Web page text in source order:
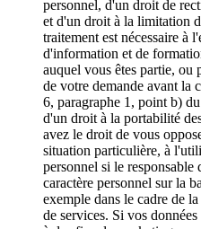
personnel, d'un droit de
et d'un droit à la limitation
traitement est nécessaire à
d'information et de
auquel vous êtes partie, ou
de votre demande avant la
6, paragraphe 1, point b)
d'un droit à la portabilité
avez le droit de vous
situation particulière, à
personnel si le responsable
caractère personnel sur la
exemple dans le cadre de
de services. Si vos